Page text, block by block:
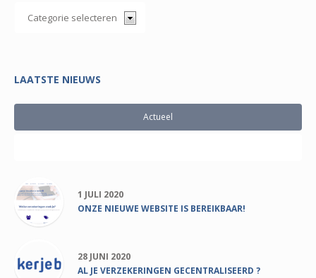
LAATSTE NIEUWS
Actueel
1 JULI 2020
ONZE NIEUWE WEBSITE IS BEREIKBAAR!
28 JUNI 2020
AL JE VERZEKERINGEN GECENTRALISEERD ?